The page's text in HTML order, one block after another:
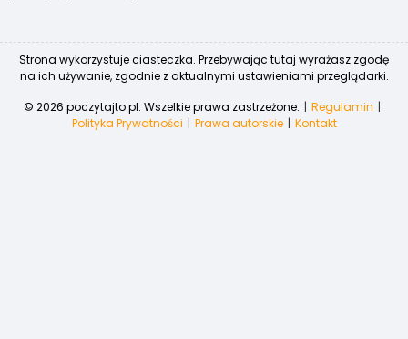
Strona wykorzystuje ciasteczka. Przebywając tutaj wyrażasz zgodę
na ich używanie, zgodnie z aktualnymi ustawieniami przeglądarki.
© 2026 poczytajto.pl. Wszelkie prawa zastrzeżone.
Regulamin
Polityka Prywatności
Prawa autorskie Kontakt